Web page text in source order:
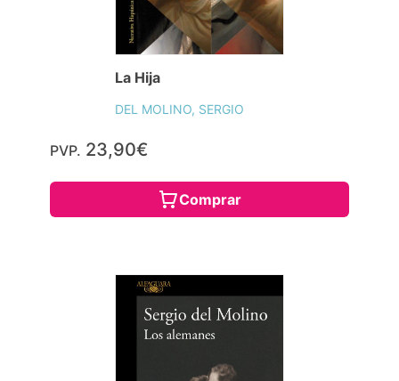
La Hija
DEL MOLINO, SERGIO
PVP. 23,90€
Comprar